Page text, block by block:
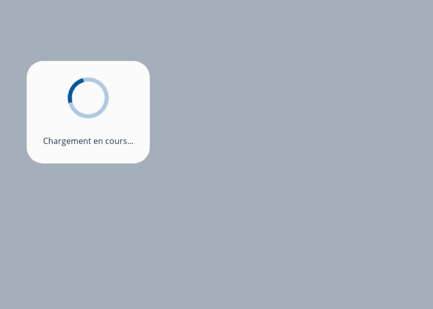
Chargement en cours...